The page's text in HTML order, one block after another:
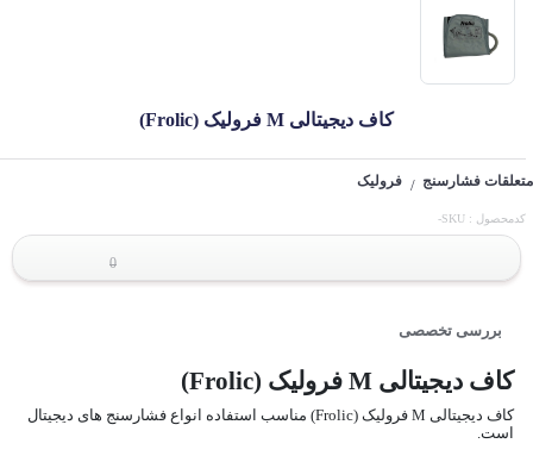
کاف دیجیتالی M فرولیک (Frolic)
متعلقات فشارسنج / فرولیک
کدمحصول : SKU-
0
بررسی تخصصی
کاف دیجیتالی M فرولیک (Frolic)
کاف دیجیتالی M فرولیک (Frolic) مناسب استفاده انواع فشارسنج های دیجیتال
است.